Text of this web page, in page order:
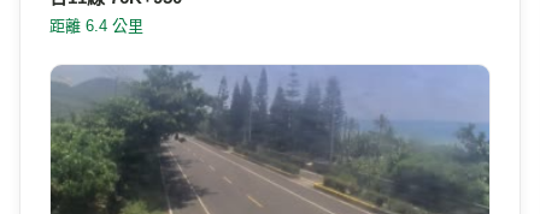
距離 7.1 公里
高速公路資訊網